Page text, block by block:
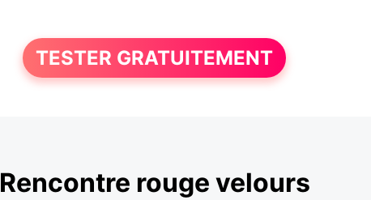
TESTER GRATUITEMENT
Rencontre rouge velours